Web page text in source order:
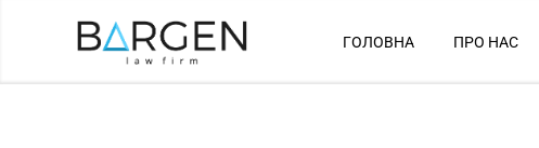
ГОЛОВНА ПРО НАС